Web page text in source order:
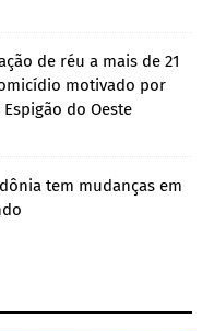
de réu a mais de 21
motivado por
do Oeste
tem mudanças em